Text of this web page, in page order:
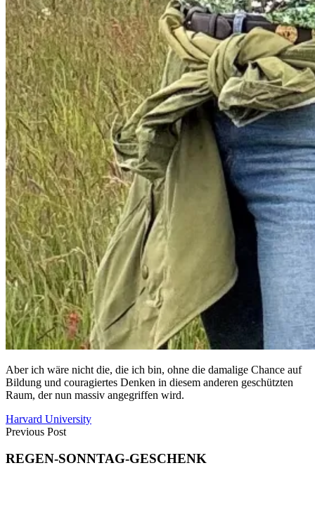
Aber ich wäre nicht die, die ich bin, ohne die damalige Chance auf
Bildung und couragiertes Denken in diesem anderen geschützten
Raum, der nun massiv angegriffen wird.
Harvard University
Previous Post
REGEN-SONNTAG-GESCHENK